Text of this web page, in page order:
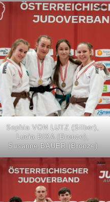
Sophia VON LUTZ (Silber),
Lucia BIXA (Bronze),
Susanne BAUER (Bronze)